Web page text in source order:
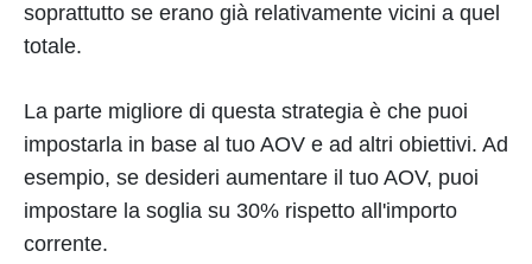
soprattutto se erano già relativamente vicini a quel
totale.
La parte migliore di questa strategia è che puoi
impostarla in base al tuo AOV e ad altri obiettivi. Ad
esempio, se desideri aumentare il tuo AOV, puoi
impostare la soglia su 30% rispetto all'importo
corrente.